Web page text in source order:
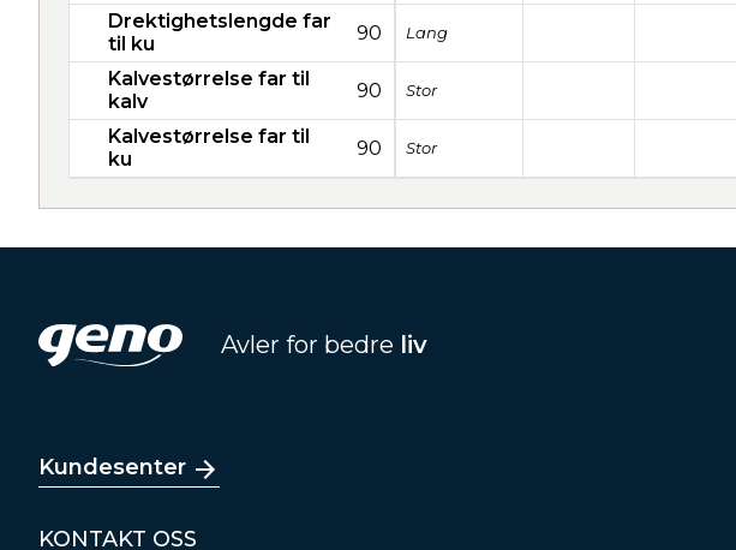
Drektighetslengde far
til ku
90 Lang
Kalvestørrelse far til
kalv
90 Stor
Kalvestørrelse far til
ku
90 Stor
Avler for bedre liv
Kundesenter
KONTAKT OSS